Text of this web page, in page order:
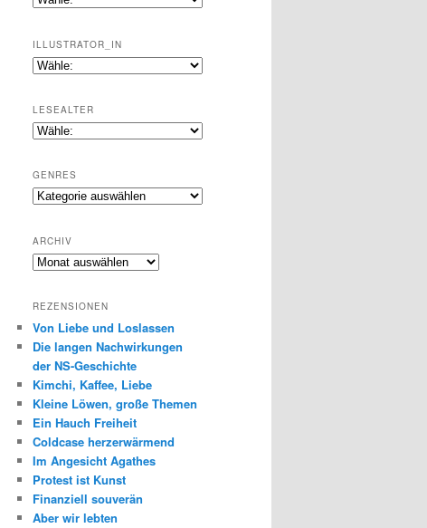
ILLUSTRATOR_IN
LESEALTER
GENRES
Genres
ARCHIV
Archiv
REZENSIONEN
Von Liebe und Loslassen
Die langen Nachwirkungen
der NS-Geschichte
Kimchi, Kaffee, Liebe
Kleine Löwen, große Themen
Ein Hauch Freiheit
Coldcase herzerwärmend
Im Angesicht Agathes
Protest ist Kunst
Finanziell souverän
Aber wir lebten